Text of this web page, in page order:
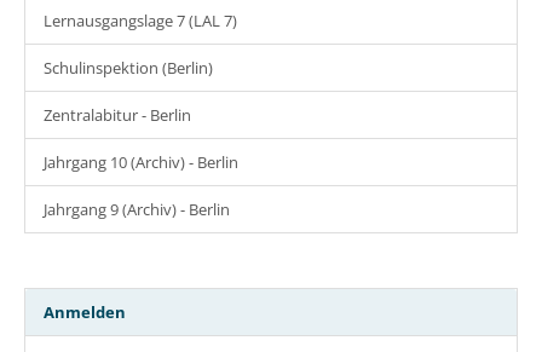
Lernausgangslage 7 (LAL 7)
Schulinspektion (Berlin)
Zentralabitur - Berlin
Jahrgang 10 (Archiv) - Berlin
Jahrgang 9 (Archiv) - Berlin
Anmelden